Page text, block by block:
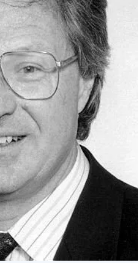
і математичних
наук
наук
НАН України